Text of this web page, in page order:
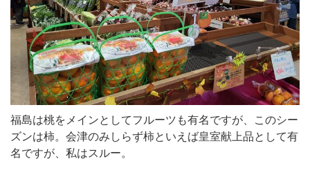
福島は桃をメインとしてフルーツも有名ですが、このシー
ズンは柿。会津のみしらず柿といえば皇室献上品として有
名ですが、私はスルー。